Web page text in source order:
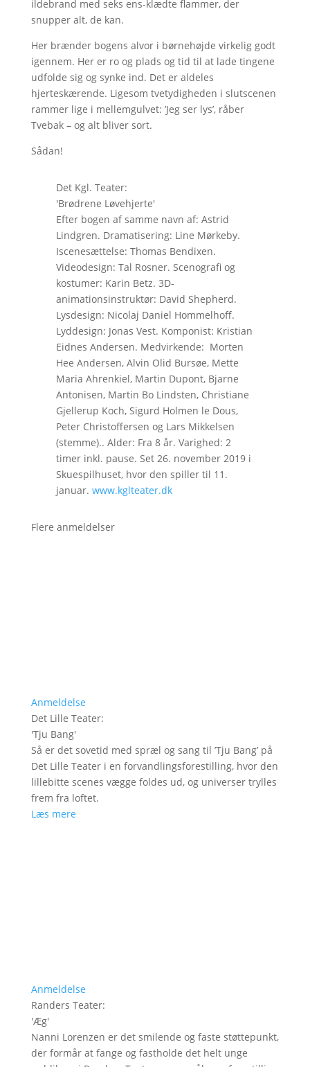
ildebrand med seks ens-klædte flammer, der
snupper alt, de kan.
Her brænder bogens alvor i børnehøjde virkelig godt
igennem. Her er ro og plads og tid til at lade tingene
udfolde sig og synke ind. Det er aldeles
hjerteskærende. Ligesom tvetydigheden i slutscenen
rammer lige i mellemgulvet: ’Jeg ser lys’, råber
Tvebak – og alt bliver sort.
Sådan!
Det Kgl. Teater:
'Brødrene Løvehjerte'
Efter bogen af samme navn af: Astrid
Lindgren. Dramatisering: Line Mørkeby.
Iscenesættelse: Thomas Bendixen.
Videodesign: Tal Rosner. Scenografi og
kostumer: Karin Betz. 3D-
animationsinstruktør: David Shepherd.
Lysdesign: Nicolaj Daniel Hommelhoff.
Lyddesign: Jonas Vest. Komponist: Kristian
Eidnes Andersen. Medvirkende: Morten
Hee Andersen, Alvin Olid Bursøe, Mette
Maria Ahrenkiel, Martin Dupont, Bjarne
Antonisen, Martin Bo Lindsten, Christiane
Gjellerup Koch, Sigurd Holmen le Dous,
Peter Christoffersen og Lars Mikkelsen
(stemme).. Alder: Fra 8 år. Varighed: 2
timer inkl. pause. Set 26. november 2019 i
Skuespilhuset, hvor den spiller til 11.
januar. www.kglteater.dk
Flere anmeldelser
Anmeldelse
Det Lille Teater:
'Tju Bang'
Så er det sovetid med spræl og sang til ’Tju Bang’ på
Det Lille Teater i en forvandlingsforestilling, hvor den
lillebitte scenes vægge foldes ud, og universer trylles
frem fra loftet.
Læs mere
Anmeldelse
Randers Teater:
'Æg'
Nanni Lorenzen er det smilende og faste støttepunkt,
der formår at fange og fastholde det helt unge